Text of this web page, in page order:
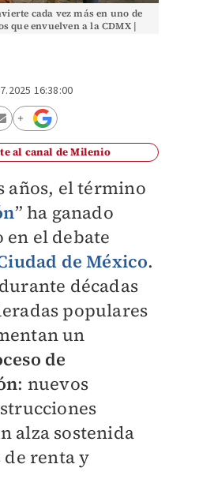
cada vez más en uno de
que envuelven a la CDMX |
16:38:00
al canal de Milenio
años, el término
” ha ganado
el debate
de México.
décadas
populares
un
de
: nuevos
alza sostenida
de renta y